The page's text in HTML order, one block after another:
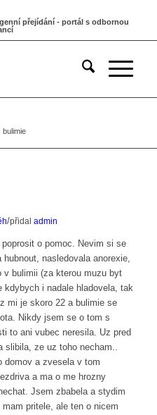
přejídání - portál s odbornou
bulimie
/přidal admin
o pomoc. Nevim si se
nasledovala anorexie,
bulimii (za kterou muzu byt
i nadale hladovela, tak
mi je skoro 22 a bulimie se
Nikdy jsem se o tom s
to ani vubec neresila. Uz pred
slibila, ze uz toho necham..
domov a zvesela v tom
a ma o me hrozny
Jsem zbabela a stydim
pritele, ale ten o nicem